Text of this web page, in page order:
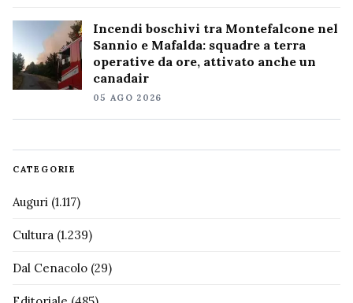
Incendi boschivi tra Montefalcone nel
Sannio e Mafalda: squadre a terra
operative da ore, attivato anche un
canadair
05 AGO 2026
CATEGORIE
Auguri (1.117)
Cultura (1.239)
Dal Cenacolo (29)